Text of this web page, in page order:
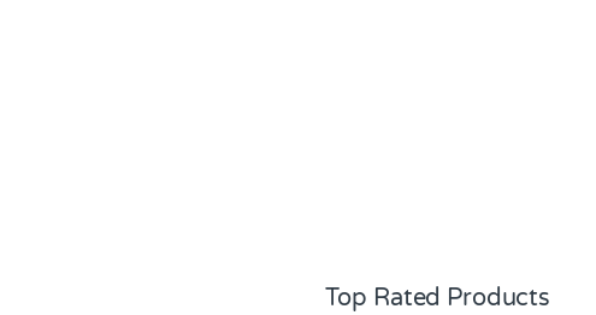
Top Rated Products